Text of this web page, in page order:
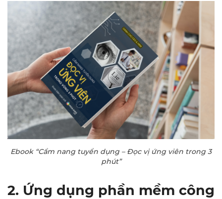
Ebook “Cẩm nang tuyển dụng – Đọc vị ứng viên trong 3
phút”
2. Ứng dụng phần mềm công